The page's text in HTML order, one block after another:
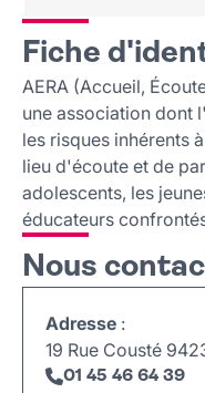
Fiche d'identité
Nous contacter
Fiche
AERA (Accueil,
une association dont
les risques inhérents
lieu d'écoute et de
adolescents, les
éducateurs
Nous
Adresse :
19 Rue Cousté
01 45 46 64 39